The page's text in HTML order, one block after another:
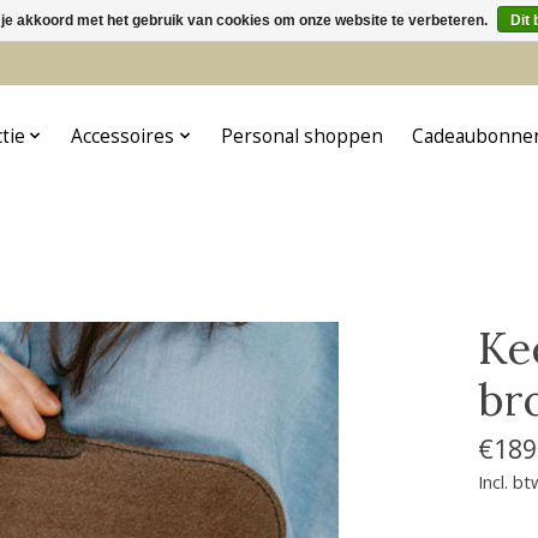
Accessoires Personal shoppen
Incl.
akkoord met het gebruik van cookies om onze website te verbeteren. Dit